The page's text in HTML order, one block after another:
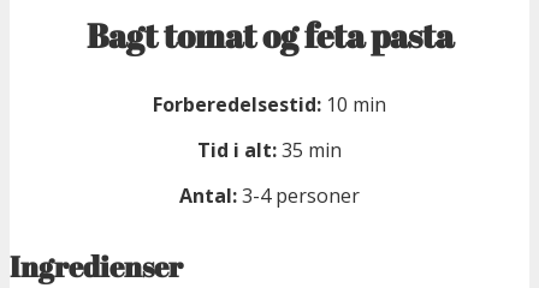
Bagt tomat og feta pasta
Forberedelsestid: 10 min
Tid i alt:35 min
Antal:3-4 personer
Ingredienser